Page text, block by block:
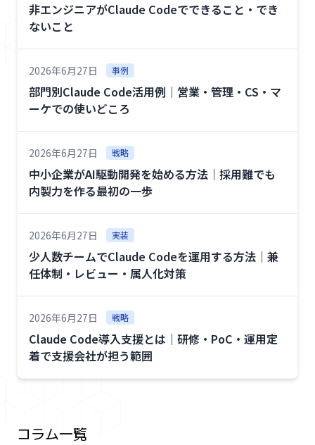
非エンジニアがClaude Codeでできること・でき
ないこと
2026年6月27日 事例
部門別Claude Code活用例｜営業・管理・CS・マ
ーケでの使いどころ
2026年6月27日 戦略
中小企業がAI駆動開発を始める方法｜採用難でも
内製力を作る最初の一歩
2026年6月27日 実装
少人数チームでClaude Codeを運用する方法｜兼
任体制・レビュー・属人化対策
2026年6月27日 戦略
Claude Code導入支援とは｜研修・PoC・運用定
着で支援会社が担う範囲
コラム一覧